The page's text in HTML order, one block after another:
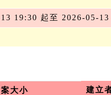
19:30 起至 2026-05-
大小
建立